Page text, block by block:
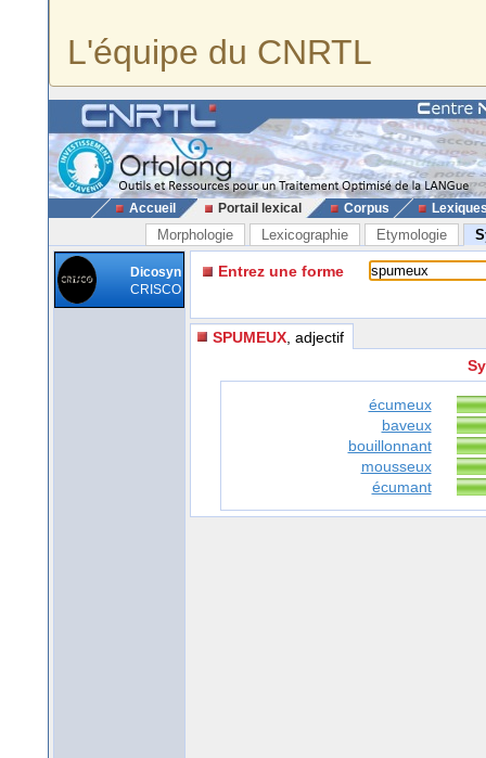
L'équipe du CNRTL
Accueil Portail lexical Corpus
Morphologie Lexicographie Etymologie
Dicosyn
CRISCO
Entrez une forme
SPUMEUX , adjectif
écumeux
baveux
bouillonnant
mousseux
écumant